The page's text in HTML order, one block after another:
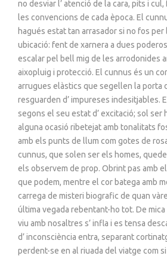
no desviar l’ atenció de la cara, pits i
les convencions de cada època. El
hagués estat tan arrasador si no fos per
ubicació: fent de xarnera a dues
escalar pel bell mig de les arrodonides
aixopluig i protecció. El cunnus és un
arrugues elàstics que segellen la porta
resguarden d’ impureses indesitjables.
segons el seu estat d’ excitació; sol ser
alguna ocasió ribetejat amb tonalitats
amb els punts de llum com gotes de
cunnus, que solen ser els homes,
els observem de prop. Obrint pas amb
que podem, mentre el cor batega amb
carrega de misteri biografic de quan
última vegada rebentant-ho tot. De mica
viu amb nosaltres s’ infla i es tensa
d’ inconsciència entra, separant
perdent-se en al riuada del viatge com